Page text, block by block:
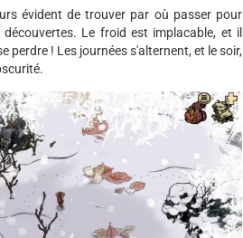
évident de trouver par où passer pour
Le froid est implacable, et il
perdre ! Les journées s'alternent, et le soir,